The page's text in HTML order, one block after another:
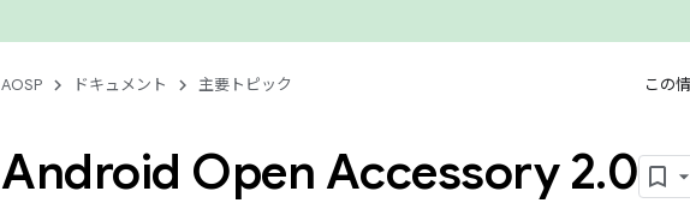
AOSP ドキュメント 主要トピック この
Android Open Accessory 2.0